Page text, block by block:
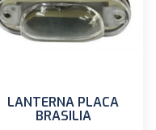
LANTERNA PLACA
BRASILIA